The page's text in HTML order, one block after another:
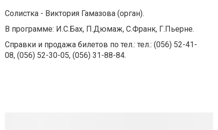
Солистка - Виктория Гамазова (орган).
В программе: И.С.Бах, П.Дюмаж, С.Франк, Г.Пьерне.
Справки и продажа билетов по тел.: тел.: (056) 52-41-
08, (056) 52-30-05, (056) 31-88-84.